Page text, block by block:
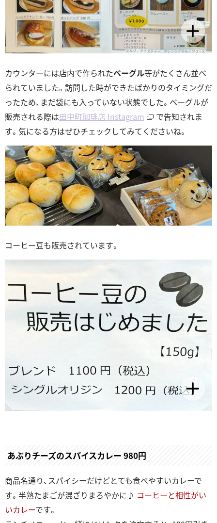
カウンターには店内で作られたベーグル等がたくさん並べ
られていました。訪問した時ができたばかりのタイミングだ
ったため、まだ袋にも入っていない状態でした。ベーグルが
販売される際は田中町珈琲店 Instagram
で告知されま
す。気になる方はぜひチェックしてみてくださいね。
コーヒー豆も販売されています。
あぶりチーズのスパイスカレー 980円
商品名通り、スパイシーだけどとても食べやすいカレーで
す。半熟たまごが混ざりまろやかに♪ コーヒーと相性がい
いカレーです。